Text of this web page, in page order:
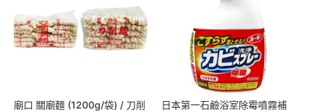
廟口 關廟麵 (1200g/袋) / 刀削
日本第一石鹼浴室除霉噴霧補